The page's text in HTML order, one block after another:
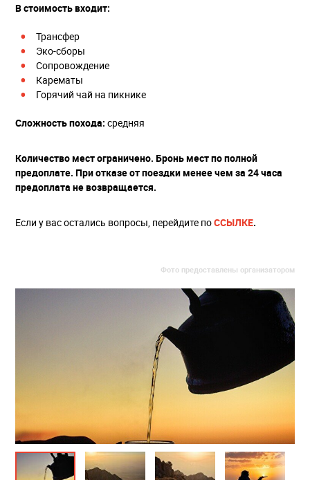
В стоимость входит:
Трансфер
Эко-сборы
Сопровождение
Карематы
Горячий чай на пикнике
Сложность похода: средняя
Количество мест ограничено. Бронь мест по полной
предоплате. При отказе от поездки менее чем за 24 часа
предоплата не возвращается.
Если у вас остались вопросы, перейдите поССЫЛКЕ.
Фото предоставлены организатором